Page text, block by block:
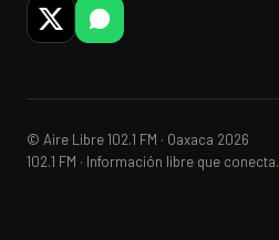
© Aire Libre 102.1 FM · Oaxaca 2026
102.1 FM · Información libre que conecta.